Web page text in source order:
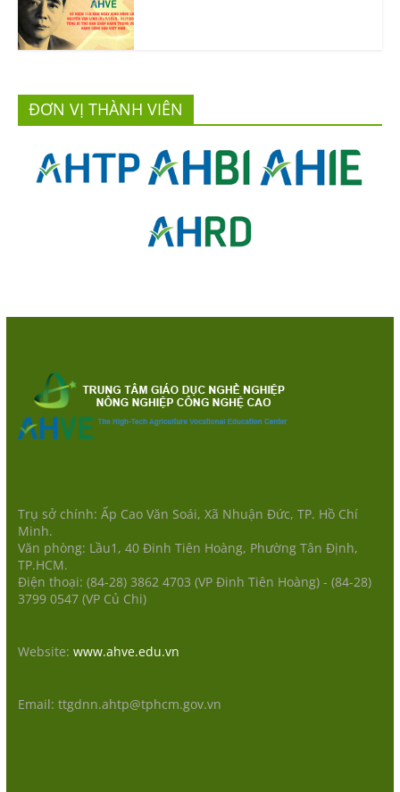
ĐƠN VỊ THÀNH VIÊN
Trụ sở chính: Ấp Cao Văn Soái, Xã Nhuận Đức, TP. Hồ Chí
Minh.
Văn phòng: Lầu1, 40 Đinh Tiên Hoàng, Phường Tân Định,
TP.HCM.
Điện thoại: (84-28) 3862 4703 (VP Đinh Tiên Hoàng) - (84-28)
3799 0547 (VP Củ Chi)
Website: www.ahve.edu.vn
Email: ttgdnn.ahtp@tphcm.gov.vn